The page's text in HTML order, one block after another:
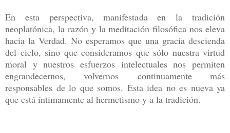
En esta perspectiva, manifestada en la tradición
neoplatónica, la razón y la meditación filosófica nos eleva
hacia la Verdad. No esperamos que una gracia descienda
del cielo, sino que consideramos que sólo nuestra virtud
moral y nuestros esfuerzos intelectuales nos permiten
engrandecernos, volvernos continuamente más
responsables de lo que somos. Esta idea no es nueva ya
que está íntimamente al hermetismo y a la tradición.